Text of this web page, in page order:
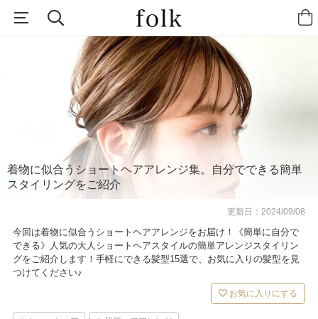
着物に似合うショートヘアアレンジ集。自分でできる簡単
スタイリングをご紹介
更新日：2024/09/08
今回は着物に似合うショートヘアアレンジをお届け！《簡単に自分で
できる》人気の大人ショートヘアスタイルの簡単アレンジスタイリン
グをご紹介します！手軽にできる髪型15選で、お気に入りの髪型を見
つけてください♪
お気に入りにする